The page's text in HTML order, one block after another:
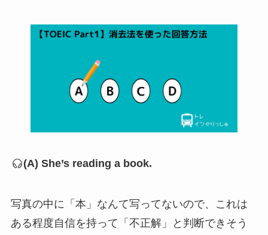
(A) She’s reading a book.
写真の中に「本」なんて写ってないので、これは
ある程度自信を持って「不正解」と判断できそう